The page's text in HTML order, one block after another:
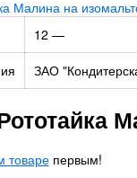
12 —
ЗАО
товарепервым!